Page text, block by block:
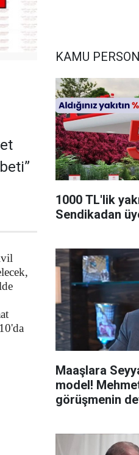
KAMU
1000 TL'lik
Sendikadan
Maaşlara
model!
görüşmenin